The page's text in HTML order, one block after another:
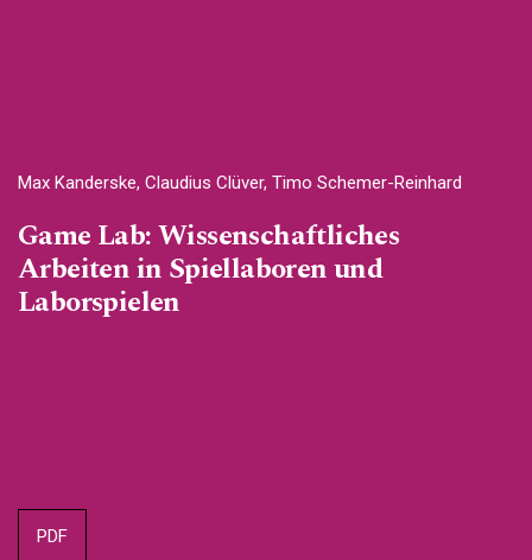
Max Kanderske, Claudius Clüver, Timo Schemer-Reinhard
Game Lab: Wissenschaftliches
Arbeiten in Spiellaboren und
Laborspielen
PDF